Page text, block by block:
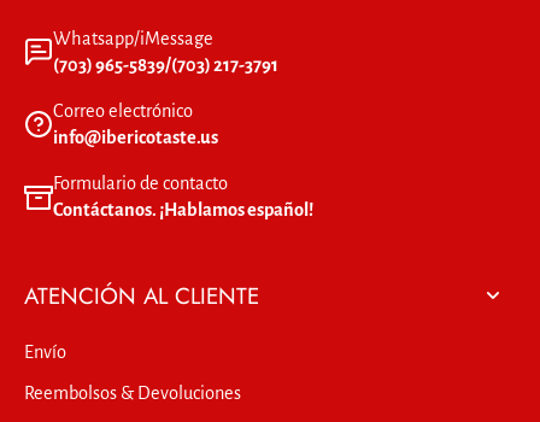
Whatsapp/iMessage
(703) 965-5839/(703) 217-3791
Correo electrónico
info@ibericotaste.us
Formulario de contacto
Contáctanos. ¡Hablamos español!
ATENCIÓN AL CLIENTE
Envío
Reembolsos & Devoluciones